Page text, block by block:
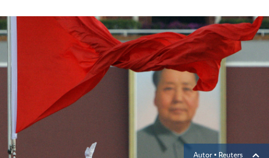
Autor ▪ Reuters